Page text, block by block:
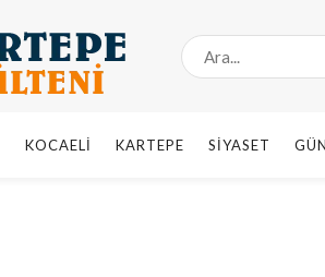
KOCAELI KARTEPE SIYASET